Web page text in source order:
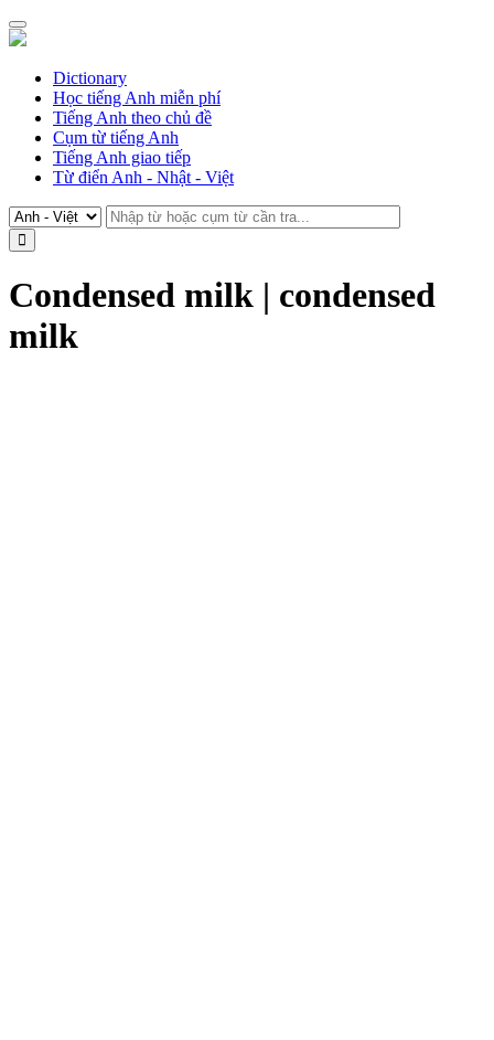
Dictionary
Học tiếng Anh miễn phí
Tiếng Anh theo chủ đề
Cụm từ tiếng Anh
Tiếng Anh giao tiếp
Từ điển Anh - Nhật - Việt
Condensed milk | condensed
milk